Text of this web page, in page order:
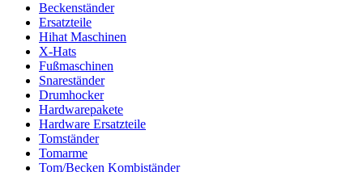
Beckenständer
Ersatzteile
Hihat Maschinen
X-Hats
Fußmaschinen
Snareständer
Drumhocker
Hardwarepakete
Hardware Ersatzteile
Tomständer
Tomarme
Tom/Becken Kombiständer